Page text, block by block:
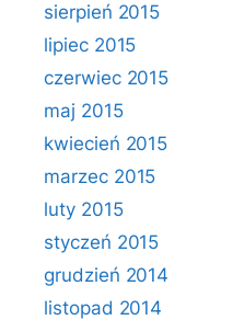
sierpień 2015
lipiec 2015
czerwiec 2015
maj 2015
kwiecień 2015
marzec 2015
luty 2015
styczeń 2015
grudzień 2014
listopad 2014